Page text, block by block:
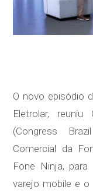
O novo episódio
Eletrolar,
(Congress
Comercial da
Fone Ninja,
varejo mobile e o